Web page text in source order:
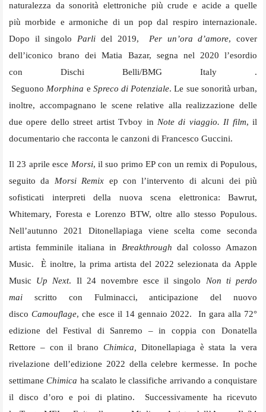
naturalezza da sonorità elettroniche più crude e acide a quelle
più morbide e armoniche di un pop dal respiro internazionale.
Dopo il singoloParli del 2019, Per un’ora d’amore, cover
dell’iconico brano dei Matia Bazar, segna nel 2020 l’esordio
con Dischi Belli/BMG Italy .
SeguonoMorphina e Spreco di Potenziale. Le sue sonorità urban,
inoltre, accompagnano le scene relative alla realizzazione delle
due opere dello street artist Tvboy in Note di viaggio. Il film, il
documentario che racconta le canzoni di Francesco Guccini.
Il 23 aprile esce Morsi, il suo primo EP con un remix di Populous,
seguito da Morsi Remix ep con l’intervento di alcuni dei più
sofisticati interpreti della nuova scena elettronica: Bawrut,
Whitemary, Foresta e Lorenzo BTW, oltre allo stesso Populous.
Nell’autunno 2021 Ditonellapiaga viene scelta come seconda
artista femminile italiana in Breakthrough dal colosso Amazon
Music. È inoltre, la prima artista del 2022 selezionata da Apple
Music Up Next. Il 24 novembre esce il singolo Non ti perdo
mai scritto con Fulminacci, anticipazione del nuovo
discoCamouflage, che esce il 14 gennaio 2022. In gara alla 72°
edizione del Festival di Sanremo – in coppia con Donatella
Rettore – con il brano Chimica, Ditonellapiaga è stata la vera
rivelazione dell’edizione 2022 della celebre kermesse. In poche
settimaneChimica ha scalato le classifiche arrivando a conquistare
il disco d’oro e poi di platino. Successivamente ha ricevuto